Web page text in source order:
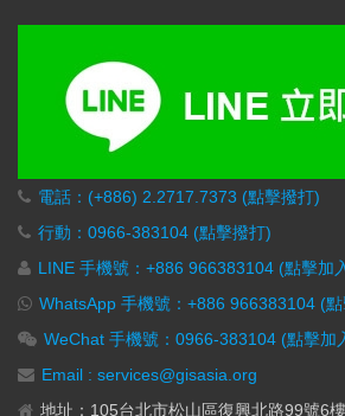
電話：(+886) 2.2717.7373 (點擊撥打)
行動：0966-383104 (點擊撥打)
LINE 手機號：+886 966383104 (點擊加
WhatsApp 手機號：+886 966383104 (
WeChat 手機號：0966-383104 (點擊加
Email : services@gisasia.org
地址：105台北市松山區復興北路99號6